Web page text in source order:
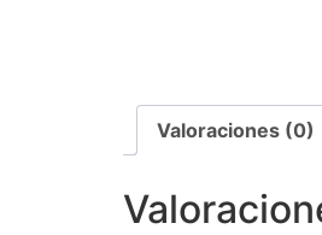
Valoraciones (0)